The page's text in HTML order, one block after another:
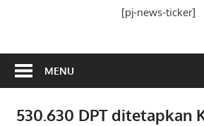
[pj-news-ticker]
MENU
530.630 DPT ditetapkan